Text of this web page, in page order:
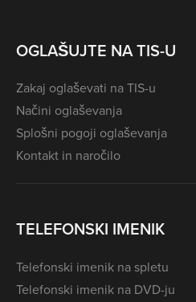
OGLAŠUJTE NA TIS-U
Zakaj oglaševati na TIS-u
Načini oglaševanja
Splošni pogoji oglaševanja
Kontakt in naročilo
TELEFONSKI IMENIK
Telefonski imenik na spletu
Telefonski imenik na DVD-ju